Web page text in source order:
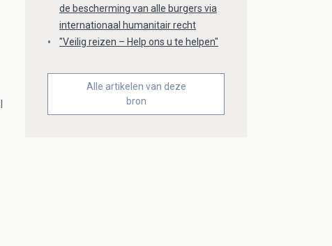
de bescherming van alle burgers via
internationaal humanitair recht
"Veilig reizen – Help ons u te helpen"
Alle artikelen van deze
bron